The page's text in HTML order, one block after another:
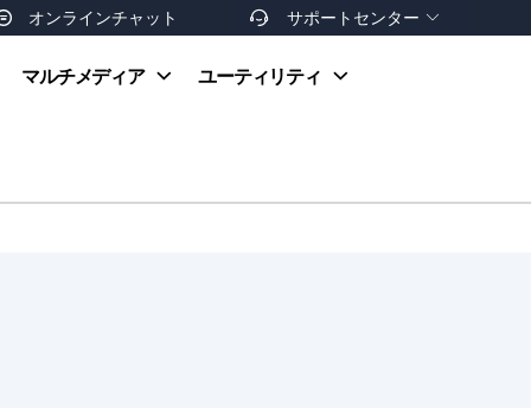
オンラインチャット  サポートセンター 
お支払い方法
マルチメディア ユーティリティ